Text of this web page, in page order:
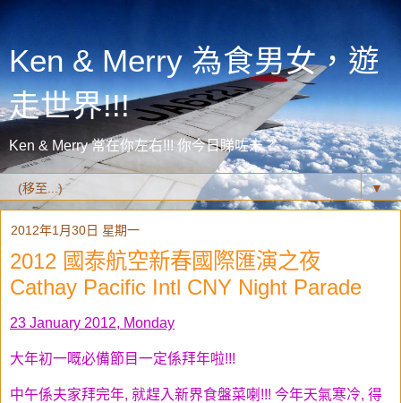
Ken & Merry 為食男女，遊
走世界!!!
Ken & Merry 常在你左右!!! 你今日睇咗未？
▼
2012年1月30日 星期一
2012 國泰航空新春國際匯演之夜
Cathay Pacific Intl CNY Night Parade
23 January 2012, Monday
大年初一嘅必備節目一定係拜年啦!!!
中午係夫家拜完年, 就趕入新界食盤菜喇!!! 今年天氣寒冷, 得